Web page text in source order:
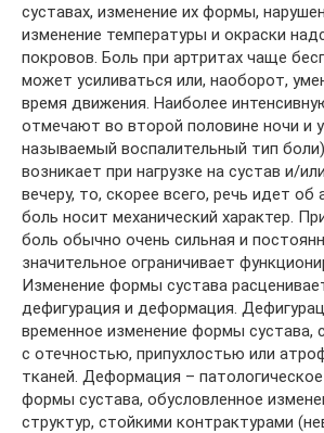
суставах, изменение их формы,
изменение температуры и окраски
покровов. Боль при артритах чаще
может усиливаться или, наоборот,
время движения. Наиболее
отмечают во второй половине ночи и
называемый воспалительный тип
возникает при нагрузке на сустав и/
вечеру, то, скорее всего, речь идет об
боль носит механический характер.
боль обычно очень сильная и
значительное ограничивает
Изменение формы сустава
дефигурация и деформация.
временное изменение формы сустава,
с отечностью, припухлостью или
тканей. Деформация –
формы сустава, обусловленное
структур, стойкими контрактурами